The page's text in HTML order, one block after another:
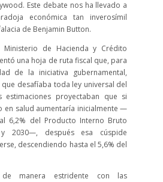
Este debate nos ha llevado a
económica tan inverosímil
de Benjamin Button.
de Hacienda y Crédito
una hoja de ruta fiscal que, para
de la iniciativa gubernamental,
desafíaba toda ley universal del
estimaciones proyectaban que si
en salud aumentaría inicialmente —
6,2% del Producto Interno Bruto
2030—, después esa cúspide
descendiendo hasta el 5,6% del
de manera estridente con las